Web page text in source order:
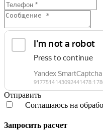
Отправить
Соглашаюсь на
Запросить расчет